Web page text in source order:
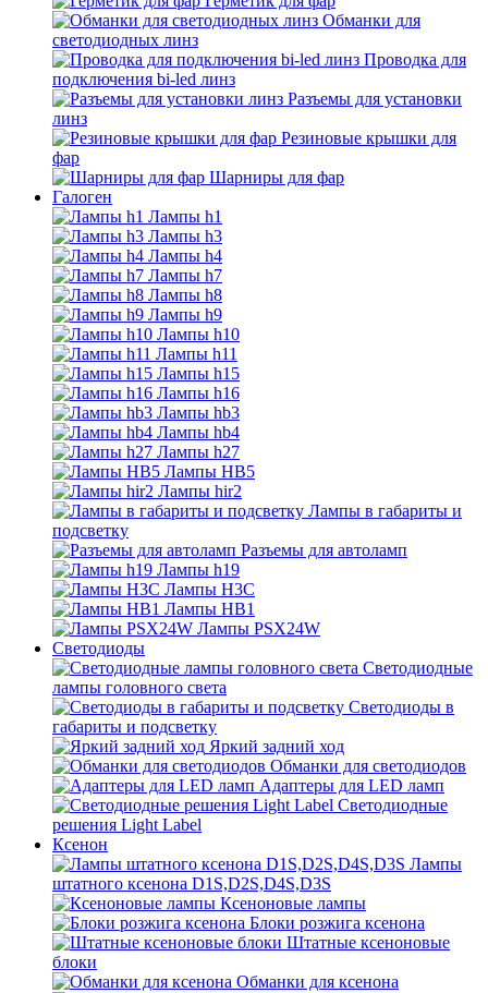
Обманки для
светодиодных линз
Проводка для
подключения bi-led линз
Разъемы для установки
линз
Резиновые крышки для
фар
Шарниры для фар
Галоген
Лампы h1
Лампы h3
Лампы h4
Лампы h7
Лампы h8
Лампы h9
Лампы h10
Лампы h11
Лампы h15
Лампы h16
Лампы hb3
Лампы hb4
Лампы h27
Лампы HB5
Лампы hir2
Лампы в габариты и
подсветку
Разъемы для автоламп
Лампы h19
Лампы H3C
Лампы HB1
Лампы PSX24W
Светодиоды
Светодиодные
лампы головного света
Светодиоды в
габариты и подсветку
Яркий задний ход
Обманки для светодиодов
Адаптеры для LED ламп
Светодиодные
решения Light Label
Ксенон
Лампы
штатного ксенона D1S,D2S,D4S,D3S
Ксеноновые лампы
Блоки розжига ксенона
Штатные ксеноновые
блоки
Обманки для ксенона